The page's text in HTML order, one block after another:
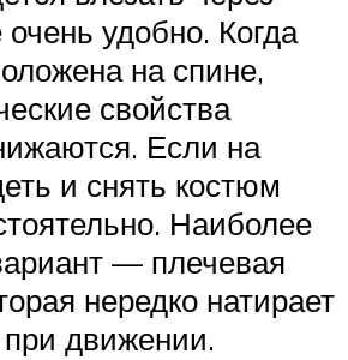
очень удобно. Когда
на спине,
свойства
Если на
и снять костюм
Наиболее
— плечевая
нередко натирает
движении.